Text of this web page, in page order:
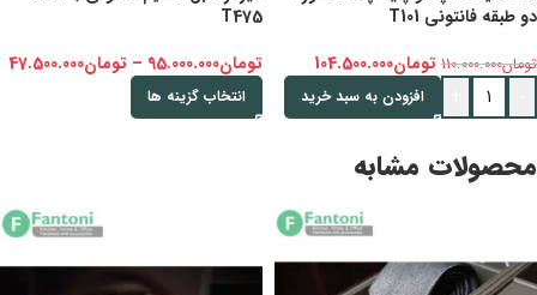
دو طبقه فانتونی T101
تومان110.000.000 تومان104.500.000
افزودن به سبد خرید
T475
تومان95.000.000
– تومان47.500.000
انتخاب گزینه ها
محصولات مشابه